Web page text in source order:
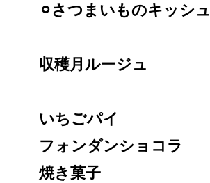
⚪︎さつまいものキッシュ
収穫月ルージュ
いちごパイ
フォンダンショコラ
焼き菓子